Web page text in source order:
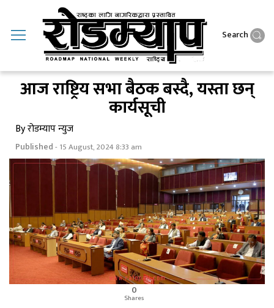
Search
आज राष्ट्रिय सभा बैठक बस्दै, यस्ता छन्
कार्यसूची
By रोडम्याप न्युज
Published- 15 August, 2024 8:33 am
0
Shares